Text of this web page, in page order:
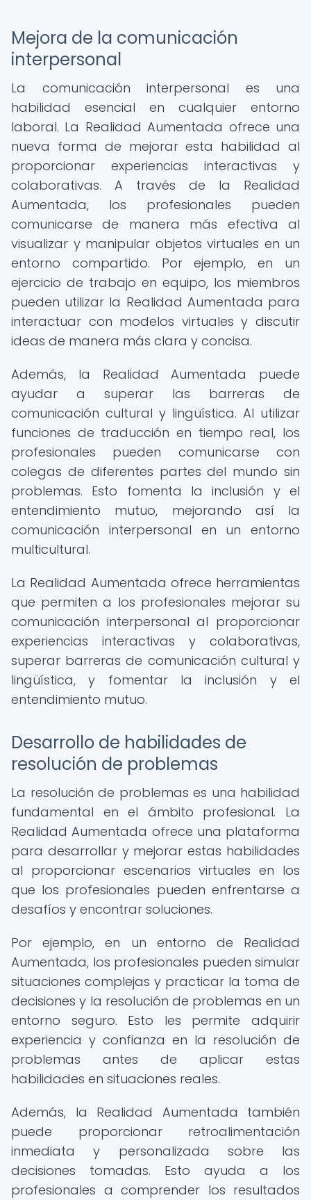
Mejora de la comunicación
interpersonal
La comunicación interpersonal es una
habilidad esencial en cualquier entorno
laboral. La Realidad Aumentada ofrece una
nueva forma de mejorar esta habilidad al
proporcionar experiencias interactivas y
colaborativas. A través de la Realidad
Aumentada, los profesionales pueden
comunicarse de manera más efectiva al
visualizar y manipular objetos virtuales en un
entorno compartido. Por ejemplo, en un
ejercicio de trabajo en equipo, los miembros
pueden utilizar la Realidad Aumentada para
interactuar con modelos virtuales y discutir
ideas de manera más clara y concisa.
Además, la Realidad Aumentada puede
ayudar a superar las barreras de
comunicación cultural y lingüística. Al utilizar
funciones de traducción en tiempo real, los
profesionales pueden comunicarse con
colegas de diferentes partes del mundo sin
problemas. Esto fomenta la inclusión y el
entendimiento mutuo, mejorando así la
comunicación interpersonal en un entorno
multicultural.
La Realidad Aumentada ofrece herramientas
que permiten a los profesionales mejorar su
comunicación interpersonal al proporcionar
experiencias interactivas y colaborativas,
superar barreras de comunicación cultural y
lingüística, y fomentar la inclusión y el
entendimiento mutuo.
Desarrollo de habilidades de
resolución de problemas
La resolución de problemas es una habilidad
fundamental en el ámbito profesional. La
Realidad Aumentada ofrece una plataforma
para desarrollar y mejorar estas habilidades
al proporcionar escenarios virtuales en los
que los profesionales pueden enfrentarse a
desafíos y encontrar soluciones.
Por ejemplo, en un entorno de Realidad
Aumentada, los profesionales pueden simular
situaciones complejas y practicar la toma de
decisiones y la resolución de problemas en un
entorno seguro. Esto les permite adquirir
experiencia y confianza en la resolución de
problemas antes de aplicar estas
habilidades en situaciones reales.
Además, la Realidad Aumentada también
puede proporcionar retroalimentación
inmediata y personalizada sobre las
decisiones tomadas. Esto ayuda a los
profesionales a comprender los resultados